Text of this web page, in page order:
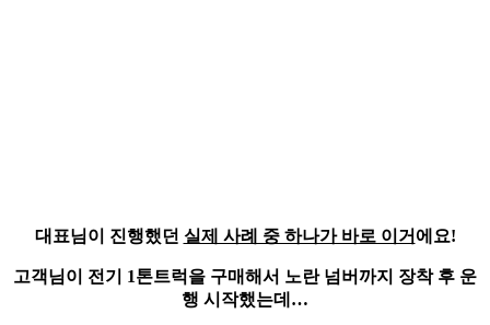
대표님이 진행했던 실제 사례 중 하나가 바로 이거 에요!
고객님이 전기 1톤트럭을 구매해서 노란 넘버까지 장착 후 운
행 시작했는데…